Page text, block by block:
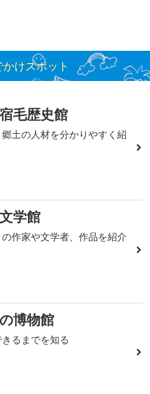
けスポット
毛歴史館
土の人材を分かりやすく紹
学館
作家や文学者、作品を紹介
博物館
るまでを知る